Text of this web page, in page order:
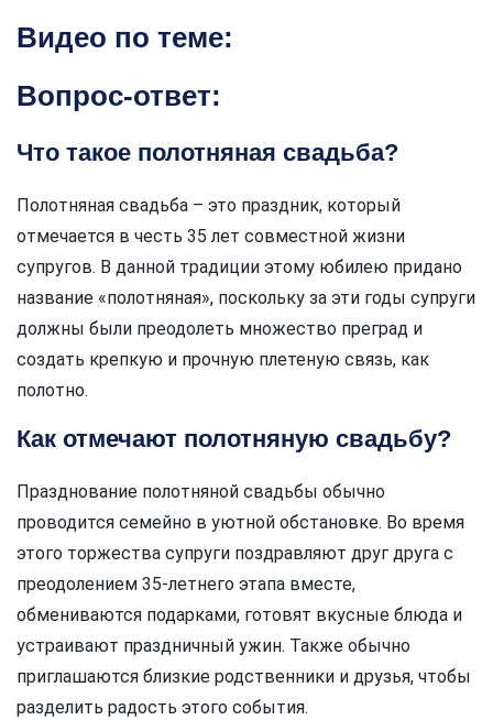
Видео по теме:
Вопрос-ответ:
Что такое полотняная свадьба?
Полотняная свадьба – это праздник, который
отмечается в честь 35 лет совместной жизни
супругов. В данной традиции этому юбилею придано
название «полотняная», поскольку за эти годы супруги
должны были преодолеть множество преград и
создать крепкую и прочную плетеную связь, как
полотно.
Как отмечают полотняную свадьбу?
Празднование полотняной свадьбы обычно
проводится семейно в уютной обстановке. Во время
этого торжества супруги поздравляют друг друга с
преодолением 35-летнего этапа вместе,
обмениваются подарками, готовят вкусные блюда и
устраивают праздничный ужин. Также обычно
приглашаются близкие родственники и друзья, чтобы
разделить радость этого события.